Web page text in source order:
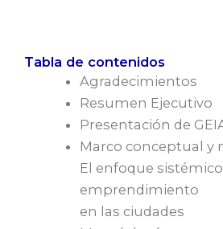
Tabla de contenidos
Agradecimientos
Resumen Ejecutivo
Presentación de
Marco conceptual y
El enfoque
emprendimiento
en las ciudades